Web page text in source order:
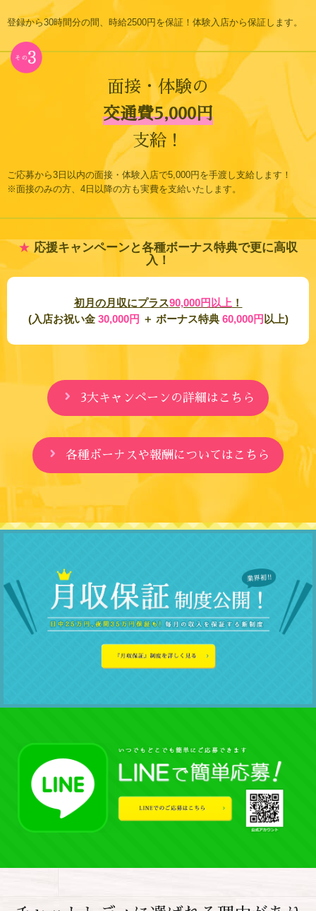
登録から30時間分の間、時給2500円を保証！体験入店から保証します。
面接・体験の
交通費5,000円
支給！
ご応募から3日以内の面接・体験入店で5,000円を手渡し支給します！
※面接のみの方、4日以降の方も実費を支給いたします。
★ 応援キャンペーンと各種ボーナス特典で更に高収
入！
初月の月収にプラス90,000円以上！
(入店お祝い金 30,000円 ＋ ボーナス特典 60,000円以上)
3大キャンペーンの詳細はこちら
各種ボーナスや報酬についてはこちら